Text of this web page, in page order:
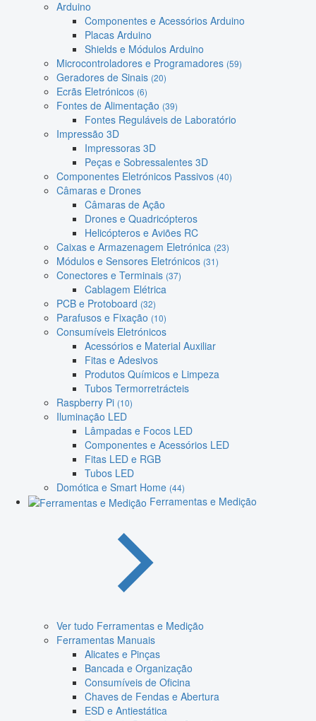
Arduino
Componentes e Acessórios Arduino
Placas Arduino
Shields e Módulos Arduino
Microcontroladores e Programadores (59)
Geradores de Sinais (20)
Ecrãs Eletrónicos (6)
Fontes de Alimentação (39)
Fontes Reguláveis de Laboratório
Impressão 3D
Impressoras 3D
Peças e Sobressalentes 3D
Componentes Eletrónicos Passivos (40)
Câmaras e Drones
Câmaras de Ação
Drones e Quadricópteros
Helicópteros e Aviões RC
Caixas e Armazenagem Eletrónica (23)
Módulos e Sensores Eletrónicos (31)
Conectores e Terminais (37)
Cablagem Elétrica
PCB e Protoboard (32)
Parafusos e Fixação (10)
Consumíveis Eletrónicos
Acessórios e Material Auxiliar
Fitas e Adesivos
Produtos Químicos e Limpeza
Tubos Termorretrácteis
Raspberry Pi (10)
Iluminação LED
Lâmpadas e Focos LED
Componentes e Acessórios LED
Fitas LED e RGB
Tubos LED
Domótica e Smart Home (44)
Ferramentas e Medição
Ver tudo Ferramentas e Medição
Ferramentas Manuais
Alicates e Pinças
Bancada e Organização
Consumíveis de Oficina
Chaves de Fendas e Abertura
ESD e Antiestática